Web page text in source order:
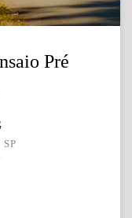
Pré